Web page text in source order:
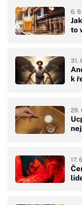
to
6.
k
31.
29.
17.